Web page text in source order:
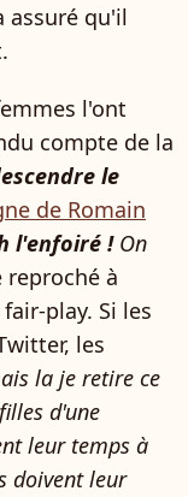
assuré qu'il
l'ont
compte de la
le
de Romain
l'enfoiré !On
reproché à
play. Si les
les
la je retire ce
d'une
leur temps à
doivent leur